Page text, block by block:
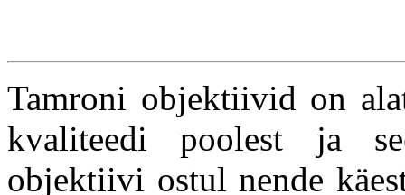
Tamroni objektiivid on
kvaliteedi poolest ja
objektiivi ostul nende